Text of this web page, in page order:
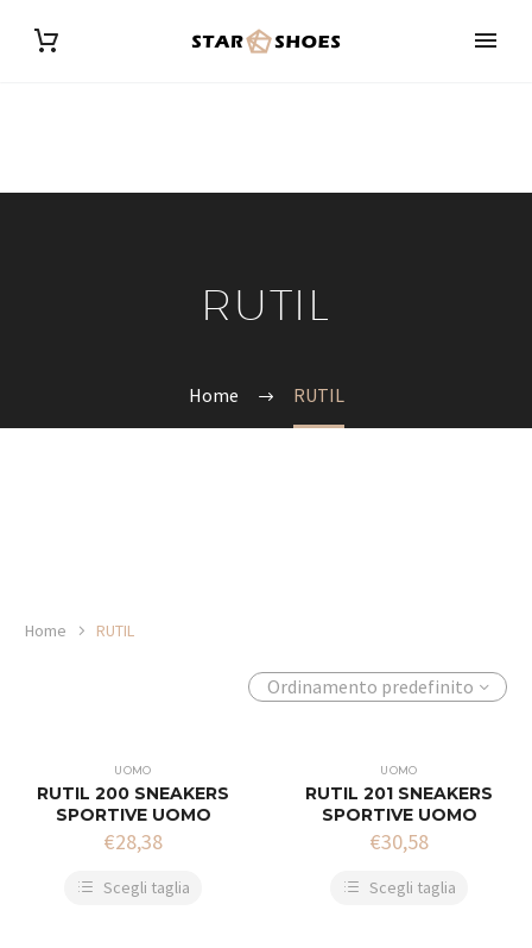
RUTIL
Home RUTIL
Home RUTIL
Ordinamento predefinito
UOMO
RUTIL 200 SNEAKERS
SPORTIVE UOMO
€28,38
Scegli taglia
UOMO
RUTIL 201 SNEAKERS
SPORTIVE UOMO
€30,58
Scegli taglia